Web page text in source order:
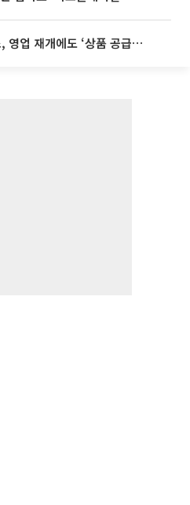
‘회생 D-3주’ 홈플러스, 영업 재개에도 ‘상품 공급망’ 복구가 생존 관건